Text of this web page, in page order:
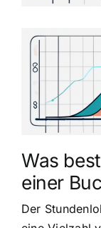
Was
einer
Der